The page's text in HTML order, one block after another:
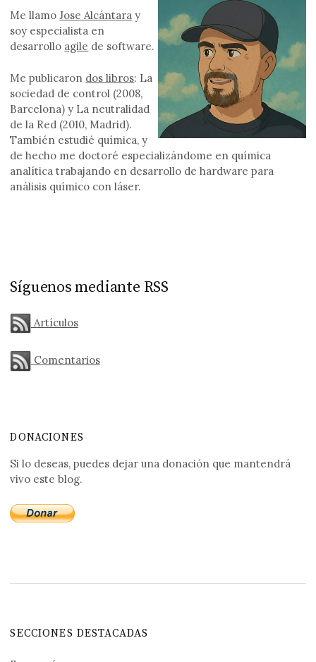
Me llamoJose Alcántara y
soy especialista en
desarrollo agile de software.
Me publicaron dos libros: La
sociedad de control (2008,
Barcelona) y La neutralidad
de la Red (2010, Madrid).
También estudié química, y
de hecho me doctoré especializándome en química
analítica trabajando en desarrollo de hardware para
análisis químico con láser.
Síguenos mediante RSS
Artículos
Comentarios
DONACIONES
Si lo deseas, puedes dejar una donación que mantendrá
vivo este blog.
SECCIONES DESTACADAS